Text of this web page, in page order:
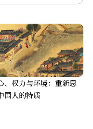
、权力与环境：重新思
国人的特质